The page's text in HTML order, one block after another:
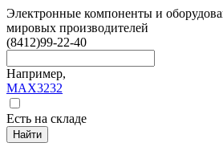
Электронные компоненты и
мировых производителей
(8412)99-22-40
Например,
MAX3232
Есть на складе
Найти